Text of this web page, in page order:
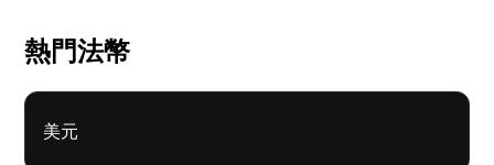
熱門法幣
美元